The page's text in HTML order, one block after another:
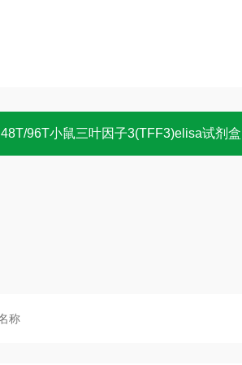
48T/96T小鼠三叶因子3(TFF3)elisa试剂盒 酶联免